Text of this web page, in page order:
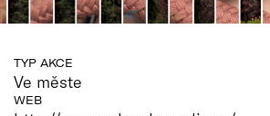
TYP AKCE
Ve měste
WEB